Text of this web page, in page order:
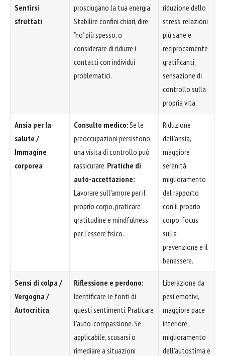
Sentirsi
sfruttati
prosciugano la tua energia.
Stabilire confini chiari, dire
"no" più spesso, o
considerare di ridurre i
contatti con individui
problematici.
riduzione dello
stress, relazioni
più sane e
reciprocamente
gratificanti,
sensazione di
controllo sulla
propria vita.
Ansia per la
salute /
Immagine
corporea
Consulto medico:Se le
preoccupazioni persistono,
una visita di controllo può
rassicurare. Pratiche di
auto-accettazione:
Lavorare sull'amore per il
proprio corpo, praticare
gratitudine e mindfulness
per l'essere fisico.
Riduzione
dell'ansia,
maggiore
serenità,
miglioramento
del rapporto
con il proprio
corpo, focus
sulla
prevenzione e il
benessere.
Sensi di colpa /
Vergogna /
Autocritica
Riflessione e perdono:
Identificare le fonti di
questi sentimenti. Praticare
l'auto-compassione. Se
applicabile, scusarsi o
rimediare a situazioni
Liberazione da
pesi emotivi,
maggiore pace
interiore,
miglioramento
dell'autostima e